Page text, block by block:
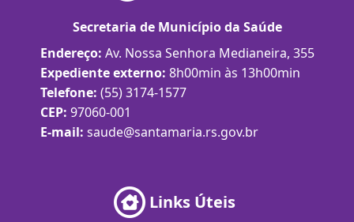
Secretaria de Município da Saúde
Endereço: Av. Nossa Senhora Medianeira, 355
Expediente externo: 8h00min às 13h00min
Telefone: (55) 3174-1577
CEP: 97060-001
E-mail: saude@santamaria.rs.gov.br
Links Úteis